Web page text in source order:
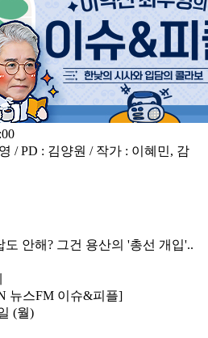
/ PD : 김양원 / 작가 : 이혜민, 감
안해? 그건 용산의 '총선 개입'..
뉴스FM 이슈&피플]
(월)